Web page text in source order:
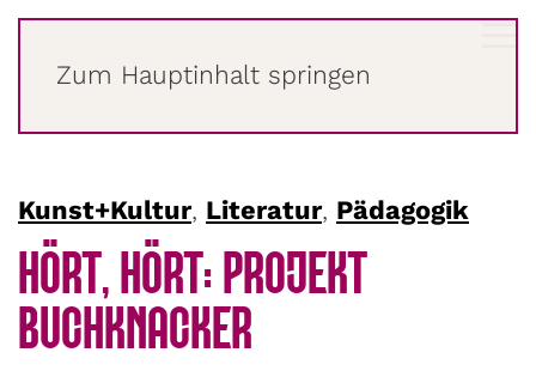
Zum Hauptinhalt springen
LENA
Kunst+Kultur, Literatur, Pädagogik
HÖRT, HÖRT: PROJEKT
BUCHKNACKER